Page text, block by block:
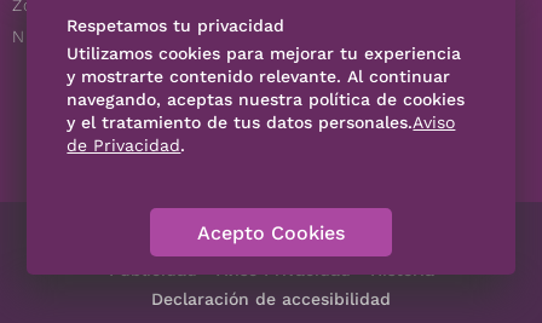
Zoociales
Nuevos Queretanos
Consultas
SÍGUENOS
Contáctanos Código de Ética
Declaración de accesibilidad
Respetamos tu privacidad
Utilizamos cookies para mejorar tu experiencia
y mostrarte contenido relevante. Al continuar
navegando, aceptas nuestra política de cookies
y el tratamiento de tus datos personales.Aviso
de Privacidad.
Acepto Cookies